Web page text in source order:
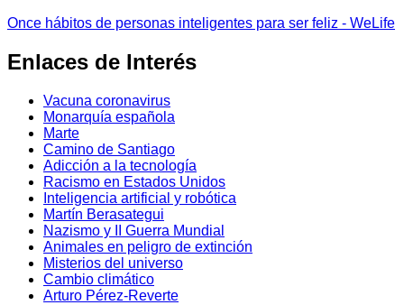
Once hábitos de personas inteligentes para ser feliz - WeLife
Enlaces de Interés
Vacuna coronavirus
Monarquía española
Marte
Camino de Santiago
Adicción a la tecnología
Racismo en Estados Unidos
Inteligencia artificial y robótica
Martín Berasategui
Nazismo y II Guerra Mundial
Animales en peligro de extinción
Misterios del universo
Cambio climático
Arturo Pérez-Reverte